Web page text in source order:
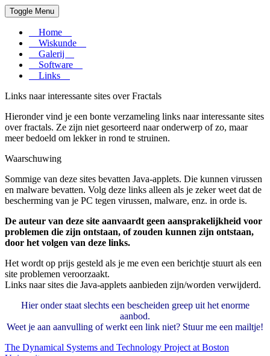
Toggle Menu
Home
Wiskunde
Galerij
Software
Links
Links naar interessante sites over Fractals
Hieronder vind je een bonte verzameling links naar interessante sites
over fractals. Ze zijn niet gesorteerd naar onderwerp of zo, maar
meer bedoeld om lekker in rond te struinen.
Waarschuwing
Sommige van deze sites bevatten Java-applets. Die kunnen virussen
en malware bevatten. Volg deze links alleen als je zeker weet dat de
bescherming van je PC tegen virussen, malware, enz. in orde is.
De auteur van deze site aanvaardt geen aansprakelijkheid voor
problemen die zijn ontstaan, of zouden kunnen zijn ontstaan,
door het volgen van deze links.
Het wordt op prijs gesteld als je me even een berichtje stuurt als een
site problemen veroorzaakt.
Links naar sites die Java-applets aanbieden zijn/worden verwijderd.
Hier onder staat slechts een bescheiden greep uit het enorme
aanbod.
Weet je aan aanvulling of werkt een link niet? Stuur me een mailtje!
The Dynamical Systems and Technology Project at Boston